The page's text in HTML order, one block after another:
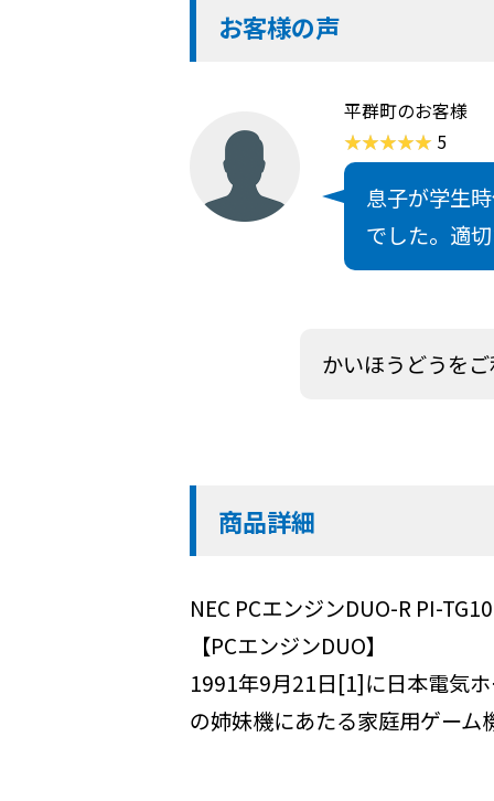
お客様の声
平群町のお客様
5
息子が学生
でした。適
かいほうどうを
商品詳細
NEC PCエンジンDUO-R PI-TG10
【PCエンジンDUO】
1991年9月21日[1]に日本電気
の姉妹機にあたる家庭用ゲーム